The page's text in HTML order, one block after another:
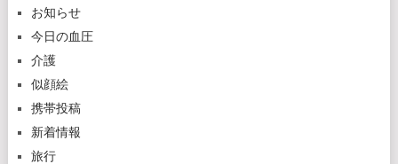
お知らせ
今日の血圧
介護
似顔絵
携帯投稿
新着情報
旅行